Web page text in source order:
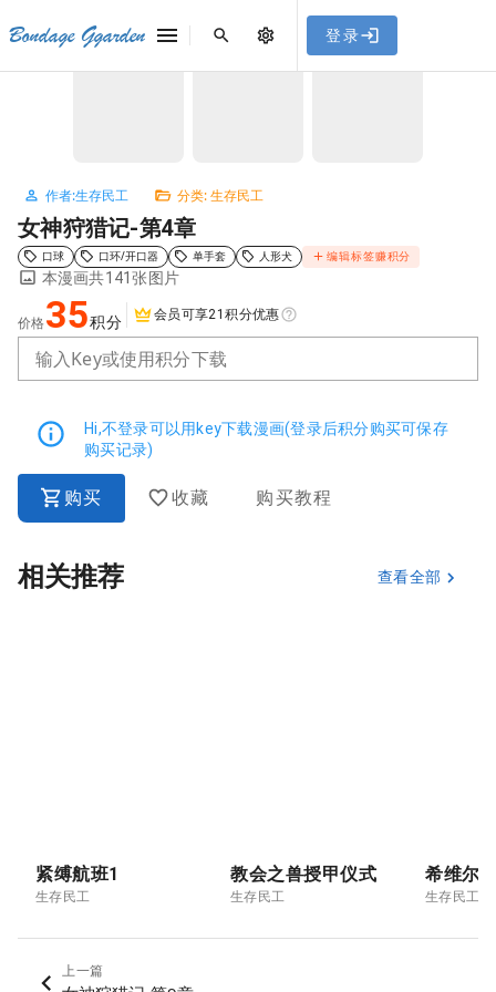
，使用遇到
问题请联系客服。
Bondage Ggarden 登录
首页 / 生存民工 / 女神狩猎记-第4章
作者:生存民工 分类: 生存民工
女神狩猎记-第4章
口球 口环/开口器 单手套 人形犬 编辑标签赚积分
本漫画共141张图片
价格 35积分 会员可享21积分优惠
输入Key或使用积分下载
Hi,不登录可以用key下载漫画(登录后积分购买可保存
购买记录)
购买 收藏 购买教程
相关推荐 查看全部
紧缚航班1
生存民工
教会之兽授甲仪式
生存民工 生存民工
上一篇